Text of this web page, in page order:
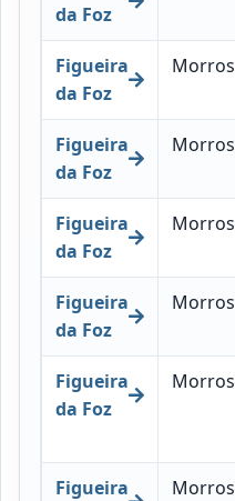
da Foz
Figueira
da Foz
Morros
Figueira
da Foz
Morros
Figueira
da Foz
Morros
Figueira
da Foz
Morros
Figueira
da Foz
Morros
Figueira
Morros